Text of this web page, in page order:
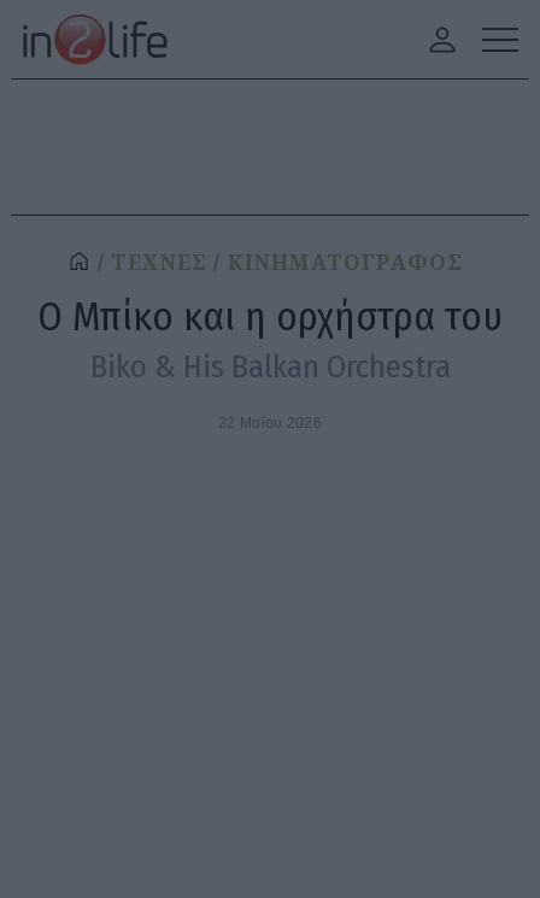
ΤΕΧΝΕΣ ΚΙΝΗΜΑΤΟΓΡΑΦΟΣ
Ο Μπίκο και η ορχήστρα του
Biko & His Balkan Orchestra
22 Μαΐου 2026